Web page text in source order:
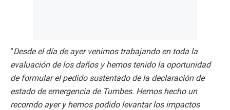
“Desde el día de ayer venimos trabajando en toda la
evaluación de los daños y hemos tenido la oportunidad
de formular el pedido sustentado de la declaración de
estado de emergencia de Tumbes. Hemos hecho un
recorrido ayer y hemos podido levantar los impactos